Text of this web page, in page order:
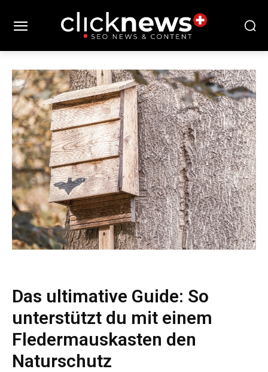
Das ultimative Guide: So
unterstützt du mit einem
Fledermauskasten den
Naturschutz